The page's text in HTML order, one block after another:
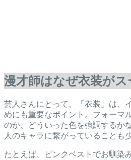
漫才師はなぜ衣装が
芸人さんにとって、「衣装」は、
めにも重要なポイント。フォーマ
のか、どういった色を強調するか
人のキャラに繋がっていることも
たとえば、ピンクベストでお馴染